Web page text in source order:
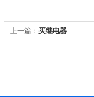
上一篇： 买继电器